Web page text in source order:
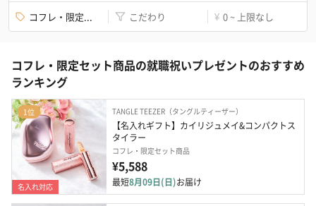
コフレ・限定... こだわり ¥ 0 ~ 上限なし
コフレ・限定セット商品の就職祝いプレゼントのおすすめ
ランキング
1位
名入れ対応
TANGLE TEEZER（タングルティーザー）
【名入れギフト】カイリジュメイ&コンパクトス
タイラー
コフレ・限定セット商品
¥5,588
最短8月09日(日)お届け